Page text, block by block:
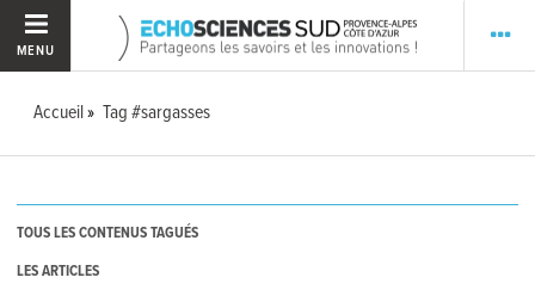
MENU
Accueil Tag #sargasses
TOUS LES CONTENUS TAGUÉS
LES ARTICLES